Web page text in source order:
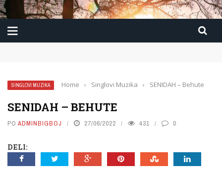
SINGLOVI MUZIKA Home › Singlovi Muzika › SENIDAH – Behute
SENIDAH – BEHUTE
PO ADMINBIGBOJ 27/06/2022 431 0
DELI: